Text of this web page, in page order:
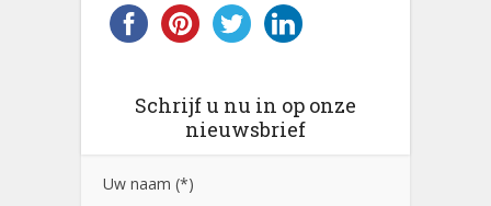
Schrijf u nu in op onze
nieuwsbrief
Uw naam (*)